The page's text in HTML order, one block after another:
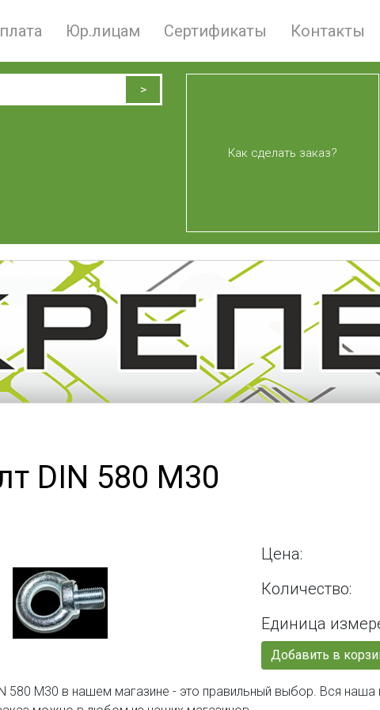
Юр.лицам Сертификаты Контакты
Как сделать заказ?
DIN 580 М30
Цена:
Количество:
Единица
Добавить в
580 М30 в нашем магазине - это правильный выбор. Вся наша